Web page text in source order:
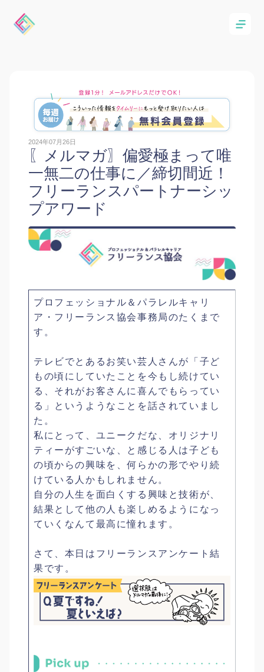
2024年07月26日
〖メルマガ〗偏愛極まって唯
一無二の仕事に／締切間近！
フリーランスパートナーシッ
プアワード
プロフェッショナル＆パラレルキャリ
ア・フリーランス協会事務局のたくまで
す。
テレビでとあるお笑い芸人さんが「子ど
もの頃にしていたことを今もし続けてい
る、それがお客さんに喜んでもらってい
る」というようなことを話されていまし
た。
私にとって、ユニークだな、オリジナリ
ティーがすごいな、と感じる人は子ども
の頃からの興味を、何らかの形でやり続
けている人かもしれません。
自分の人生を面白くする興味と技術が、
結果として他の人も楽しめるようになっ
ていくなんて最高に憧れます。
さて、本日はフリーランスアンケート結
果です。